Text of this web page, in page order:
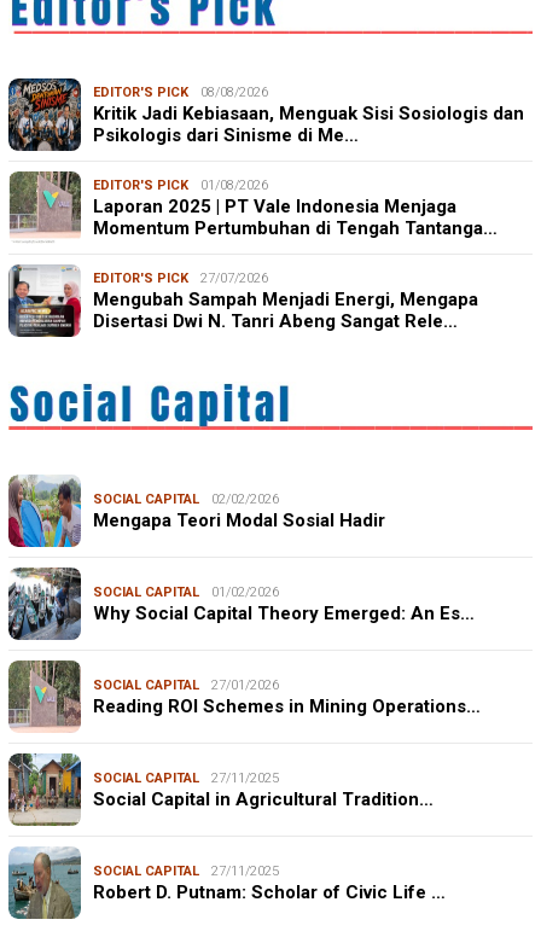
EDITOR'S PICK 08/08/2026
Kritik Jadi Kebiasaan, Menguak Sisi Sosiologis dan
Psikologis dari Sinisme di Me…
EDITOR'S PICK 01/08/2026
Laporan 2025 | PT Vale Indonesia Menjaga
Momentum Pertumbuhan di Tengah Tantanga…
EDITOR'S PICK 27/07/2026
Mengubah Sampah Menjadi Energi, Mengapa
Disertasi Dwi N. Tanri Abeng Sangat Rele…
SOCIAL CAPITAL 02/02/2026
Mengapa Teori Modal Sosial Hadir
SOCIAL CAPITAL 01/02/2026
Why Social Capital Theory Emerged: An Es…
SOCIAL CAPITAL 27/01/2026
Reading ROI Schemes in Mining Operations…
SOCIAL CAPITAL 27/11/2025
Social Capital in Agricultural Tradition…
SOCIAL CAPITAL 27/11/2025
Robert D. Putnam: Scholar of Civic Life …